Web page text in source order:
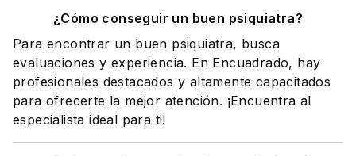
¿Cómo conseguir un buen psiquiatra?
Para encontrar un buen psiquiatra, busca
evaluaciones y experiencia. En Encuadrado, hay
profesionales destacados y altamente capacitados
para ofrecerte la mejor atención. ¡Encuentra al
especialista ideal para ti!